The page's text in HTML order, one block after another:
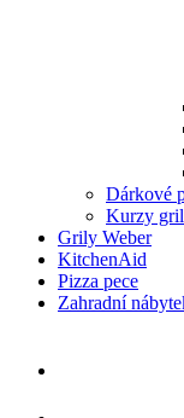
Dárkové
Kurzy
Grily Weber
KitchenAid
Pizza pece
Zahradní